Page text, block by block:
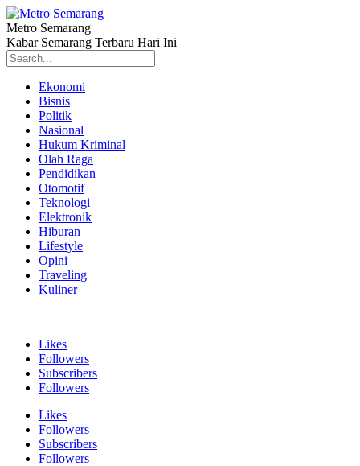
Metro Semarang
Kabar Semarang Terbaru Hari Ini
Ekonomi
Bisnis
Politik
Nasional
Hukum Kriminal
Olah Raga
Pendidikan
Otomotif
Teknologi
Elektronik
Hiburan
Lifestyle
Opini
Traveling
Kuliner
Likes
Followers
Subscribers
Followers
Likes
Followers
Subscribers
Followers